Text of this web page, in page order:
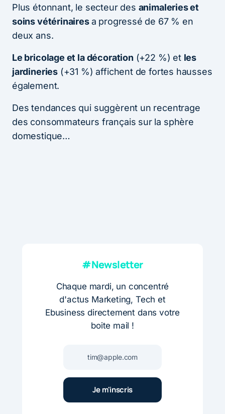
Plus étonnant, le secteur des animaleries et
soins vétérinairesa progressé de 67 % en
deux ans.
Le bricolage et la décoration (+22 %) et les
jardineries (+31 %) affichent de fortes hausses
également.
Des tendances qui suggèrent un recentrage
des consommateurs français sur la sphère
domestique…
#Newsletter
Chaque mardi, un concentré
d'actus Marketing, Tech et
Ebusiness directement dans votre
boite mail !